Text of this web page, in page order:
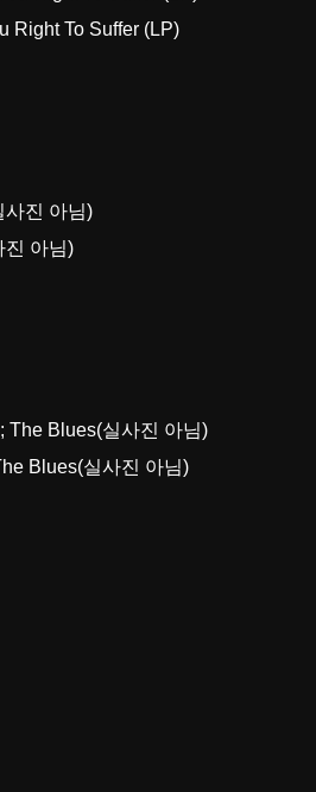
Right To Suffer (LP)
진 아님)
Blues(실사진 아님)